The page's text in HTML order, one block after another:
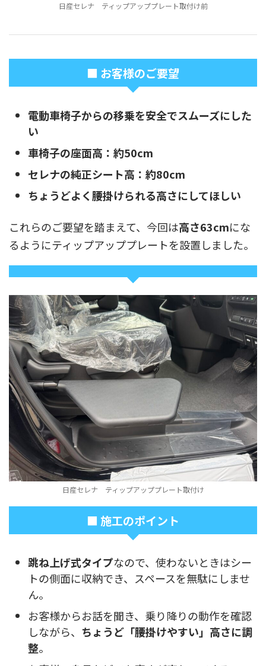
日産セレナ ティップアッププレート取付け前
■ お客様のご要望
電動車椅子からの移乗を安全でスムーズにした
い
車椅子の座面高：約50cm
セレナの純正シート高：約80cm
ちょうどよく腰掛けられる高さにしてほしい
これらのご要望を踏まえて、今回は高さ63cmにな
るようにティップアッププレートを設置しました。
日産セレナ ティップアッププレート取付け
■ 施工のポイント
跳ね上げ式タイプなので、使わないときはシー
トの側面に収納でき、スペースを無駄にしませ
ん。
お客様からお話を聞き、乗り降りの動作を確認
しながら、 ちょうど「腰掛けやすい」高さに調
整。